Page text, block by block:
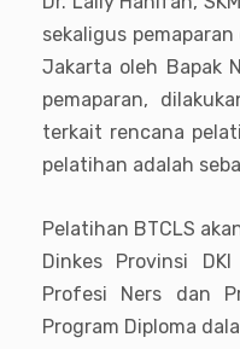
sekaligus pemaparan
Jakarta oleh Bapak
pemaparan,
terkait rencana
pelatihan adalah
Pelatihan BTCLS
Dinkes Provinsi
Profesi Ners dan
Program Diploma